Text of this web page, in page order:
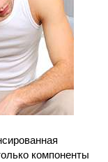
компоненты